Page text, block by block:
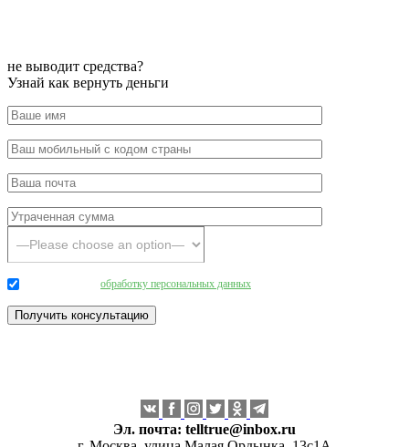
не выводит средства?
Узнай как вернуть деньги
обработку персональных данных
Эл. почта: telltrue@inbox.ru